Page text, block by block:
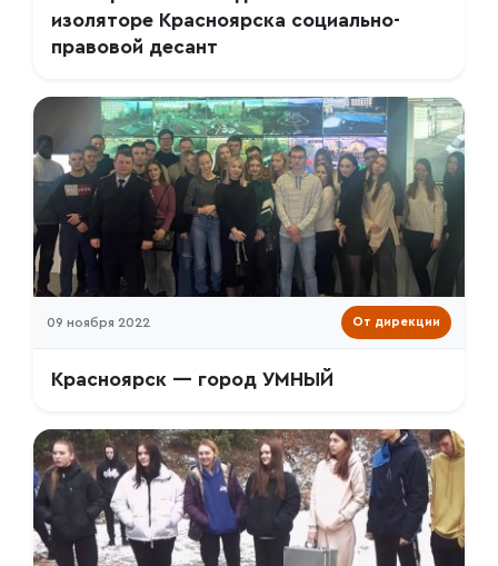
изоляторе Красноярска социально-
правовой десант
09 ноября 2022 От дирекции
Красноярск — город УМНЫЙ